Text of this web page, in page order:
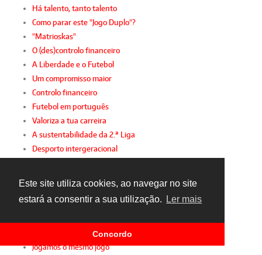
Este site utiliza cookies, ao navegar no site
estará a consentir a sua utilização.
Ler mais
Concordo
Há talento, tanto talento
Como parar este "Jogo Duplo"?
"Matrioskas"
O (des)controlo financeiro
A Liberdade e o Futebol
Um compromisso maior
Controlo financeiro
Futebol em português
Valoriza a tua carreira
A sustentabilidade da 2.ª Liga
Desporto intergeracional
Sporting diz presente!
Futebol amador com apoio
Jogamos o mesmo jogo